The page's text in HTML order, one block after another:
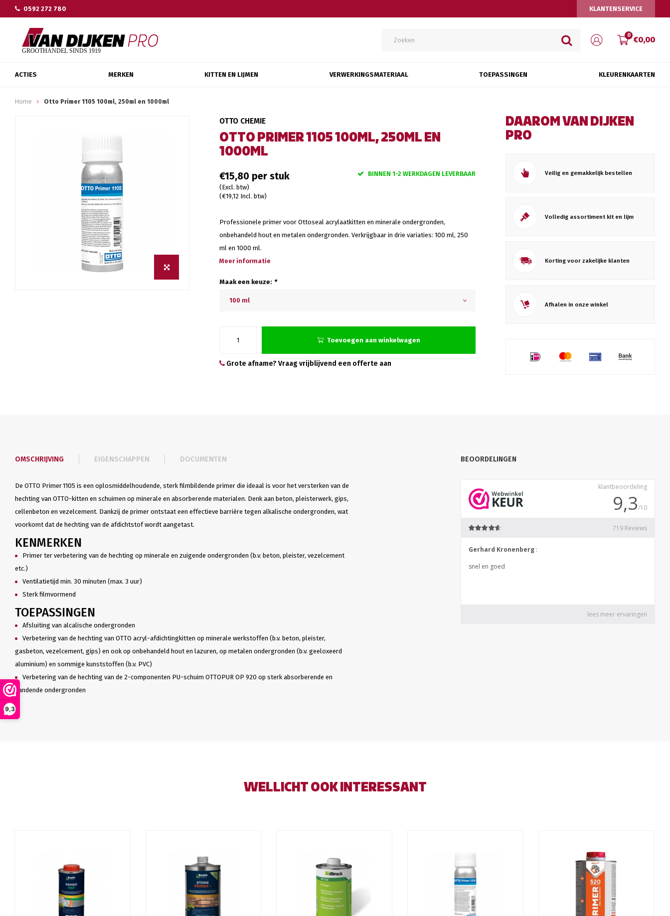
9,3
0592 272 780 KLANTENSERVICE
0 €0,00
ACTIES MERKEN KITTEN EN LIJMEN VERWERKINGSMATERIAAL TOEPASSINGEN KLEURENKAARTEN
Home Otto Primer 1105 100ml, 250ml en 1000ml
OTTO PRIMER 1105 100ML, 250ML EN
1000ML
OTTO CHEMIE
€15,80
(Excl. btw)
(€19,12 Incl. btw)
BINNEN 1-2 WERKDAGEN LEVERBAAR
Professionele primer voor Ottoseal acrylaatkitten en minerale ondergronden,
onbehandeld hout en metalen ondergronden. Verkrijgbaar in drie variaties: 100 ml, 250
ml en 1000 ml.
Meer informatie
Maak een keuze: *
100 ml
Toevoegen aan winkelwagen
Grote afname? Vraag vrijblijvend een offerte aan
DAAROM VAN DIJKEN
PRO
Veilig en gemakkelijk bestellen
Volledig assortiment kit en lijm
Korting voor zakelijke klanten
Afhalen in onze winkel
OMSCHRIJVING EIGENSCHAPPEN DOCUMENTEN
De OTTO Primer 1105 is een oplosmiddelhoudende, sterk filmbildende primer die ideaal is voor het versterken van de
hechting van OTTO-kitten en schuimen op minerale en absorberende materialen. Denk aan beton, pleisterwerk, gips,
cellenbeton en vezelcement. Dankzij de primer ontstaat een effectieve barrière tegen alkalische ondergronden, wat
voorkomt dat de hechting van de afdichtstof wordt aangetast.
KENMERKEN
Primer ter verbetering van de hechting op minerale en zuigende ondergronden (b.v. beton, pleister, vezelcement
etc.)
Ventilatietijd min. 30 minuten (max. 3 uur)
Sterk filmvormend
TOEPASSINGEN
Afsluiting van alcalische ondergronden
Verbetering van de hechting van OTTO acryl-afdichtingkitten op minerale werkstoffen (b.v. beton, pleister,
gasbeton, vezelcement, gips) en ook op onbehandeld hout en lazuren, op metalen ondergronden (b.v. geeloxeerd
aluminium) en sommige kunststoffen (b.v. PVC)
Verbetering van de hechting van de 2-componenten PU-schuim OTTOPUR OP 920 op sterk absorberende en
zandende ondergronden
BEOORDELINGEN
WELLICHT OOK INTERESSANT